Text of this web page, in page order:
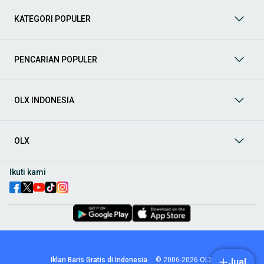
Sedan, dan lainnya.
Aksesoris Mobil: Lengkapi tampilan dan fungsionalitas mobil
aksesoris interior seperti sarung jok dan karpet, hingga
audio terbaik bersama
dari OLX! Tersedia
menjadikan setiap perjalanan lebih menyenangkan.
part mobil
berbagai komponen penting mulai dari filter oli, kampas rem,
busi, hingga komponen mesin lainnya.
Velg dan Ban Mobil: Tingkatkan keamanan dan penampilan
Anda dengan pilihan velg dan ban mobil
OLX! Tersedia berbagai ukuran dan desain velg, serta
Dukung operasional bisnis Anda
dengan pilihantruk & kendaraan komersial dari OLX!
KATEGORI POPULER
PENCARIAN POPULER
OLX INDONESIA
OLX
Ikuti kami
Iklan Baris Gratis di Indonesia . © 2006-2026 OLX